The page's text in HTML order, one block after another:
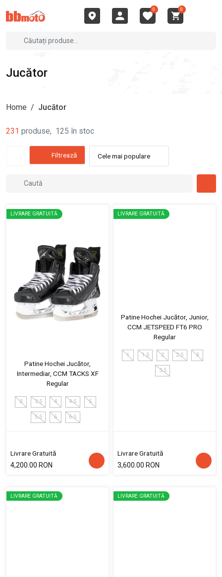
0 0
Jucător
Home / Jucător
231 produse, 125 în stoc
Filtrează Cele mai populare
LIVRARE GRATUITĂ
Patine Hochei Jucător,
Intermediar, CCM TACKS XF
Regular
3 3.5 4 4.5 5
5.5 6 6.5
Livrare Gratuită
4,200.00 RON
LIVRARE GRATUITĂ
Patine Hochei Jucător, Junior,
CCM JETSPEED FT6 PRO
Regular
1 1.5 2 2.5 3
3.5
Livrare Gratuită
3,600.00 RON
LIVRARE GRATUITĂ LIVRARE GRATUITĂ